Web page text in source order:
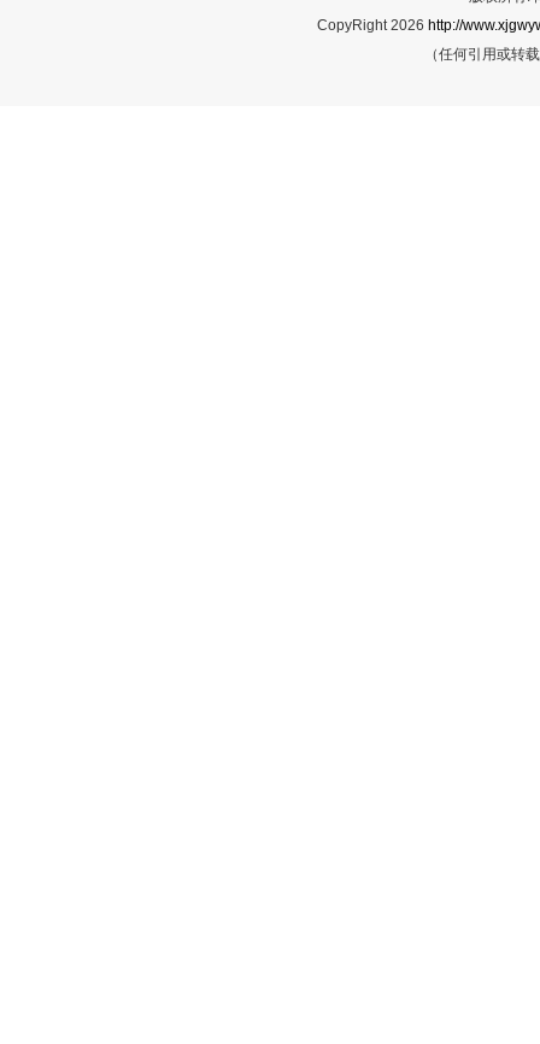
CopyRight 2026 http://
（任何引用或转